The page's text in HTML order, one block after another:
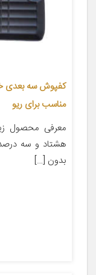
مناسب برای ریو
معرفی محصول
هشتاد و سه
بدون […]